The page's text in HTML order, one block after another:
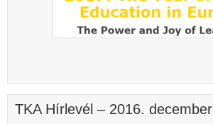
TKA Hírlevél – 2016. december